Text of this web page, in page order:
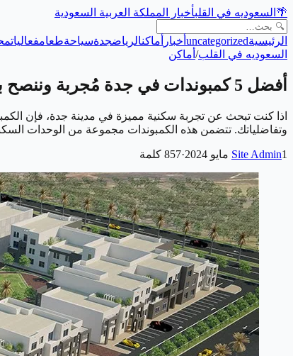
🌴 السعوديه في القلبأخبار المملكة العربية السعودية
الرئيسيةuncategorized أخبار أماكنالرياضجدةسياحةطعامفعاليات
السعوديه في القلب/ أماكن
أفضل 5 كمبوندات في جدة مُجربة وننصح بها
اذا كنت تبحث عن تجربة سكنية مميزة في مدينة جدة، فإن
وتفاضلياتك. تتضمن هذه الكمبوندات مجموعة من الوحدات
Site Admin1 مايو 2024 ·
857 كلمة